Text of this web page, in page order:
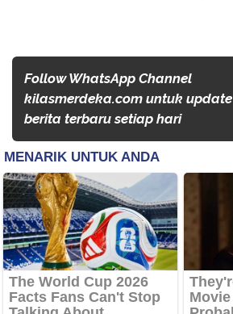
Follow WhatsApp Channel
kilasmerdeka.com untuk update
berita terbaru setiap hari